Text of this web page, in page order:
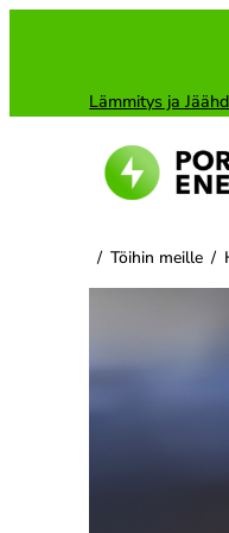
Lämmitys ja
/ Töihin meille /